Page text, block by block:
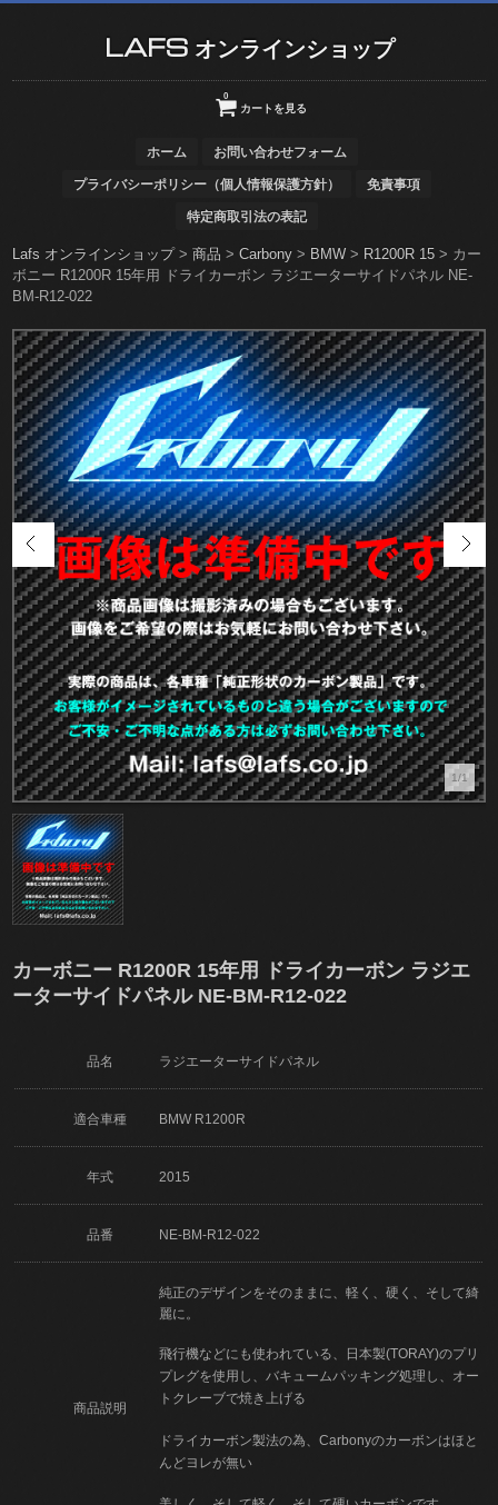
LAFS オンラインショップ
カートを見る
0
ホーム お問い合わせフォーム
プライバシーポリシー（個人情報保護方針） 免責事項
特定商取引法の表記
Lafs オンラインショップ>商品 >Carbony > BMW > R1200R 15 > カー
ボニー R1200R 15年用 ドライカーボン ラジエーターサイドパネル NE-
BM-R12-022
1/1
カーボニー R1200R 15年用 ドライカーボン ラジエ
ーターサイドパネル NE-BM-R12-022
品名 ラジエーターサイドパネル
適合車種 BMW R1200R
年式 2015
品番 NE-BM-R12-022
商品説明
純正のデザインをそのままに、軽く、硬く、そして綺
麗に。
飛行機などにも使われている、日本製(TORAY)のプリ
プレグを使用し、バキュームパッキング処理し、オー
トクレーブで焼き上げる
ドライカーボン製法の為、Carbonyのカーボンはほと
んどヨレが無い